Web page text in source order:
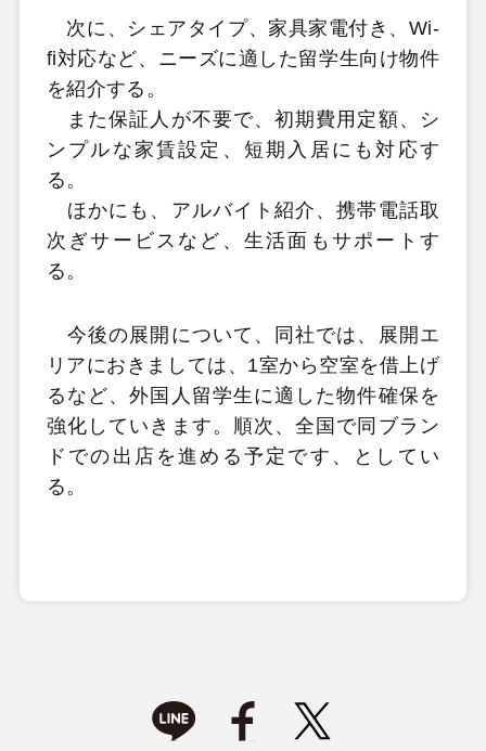
次に、シェアタイプ、家具家電付き、Wi-
fi対応など、ニーズに適した留学生向け物件
を紹介する。
また保証人が不要で、初期費用定額、シ
ンプルな家賃設定、短期入居にも対応す
る。
ほかにも、アルバイト紹介、携帯電話取
次ぎサービスなど、生活面もサポートす
る。
今後の展開について、同社では、展開エ
リアにおきましては、1室から空室を借上げ
るなど、外国人留学生に適した物件確保を
強化していきます。順次、全国で同ブラン
ドでの出店を進める予定です、としてい
る。